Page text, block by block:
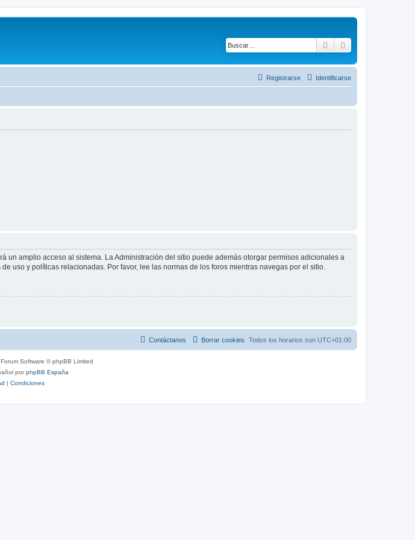
Buscar
Identificarse
Registrarse
un amplio acceso al sistema. La Administración del sitio puede además otorgar permisos adicionales a
uso y políticas relacionadas. Por favor, lee las normas de los foros mientras navegas por el sitio.
Todos los horarios son UTC+01:00
Borrar cookies
Contáctanos
Software © phpBB Limited
porphpBB España
| Condiciones